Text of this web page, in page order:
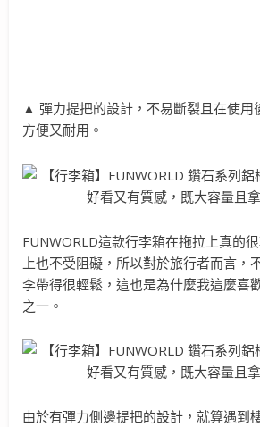
▲ 彈力提把的設計，不易斷裂且在使用
方便又耐用。
FUNWORLD這款行李箱在拖拉上真的
上也不受阻礙，所以對於旅行者而言，
李帶得很輕鬆，這也是為什麼我這麼喜
之一。
由於有彈力側邊提把的設計，就算遇到